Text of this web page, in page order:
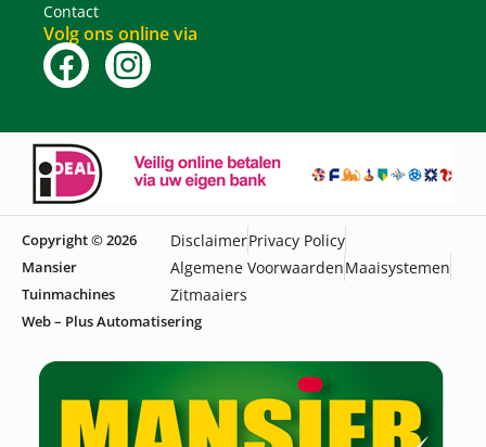
Contact
Volg ons online via
Copyright © 2026
Mansier
Tuinmachines
DisclaimerPrivacy Policy
Algemene VoorwaardenMaaisystemen
Zitmaaiers
Web – Plus Automatisering